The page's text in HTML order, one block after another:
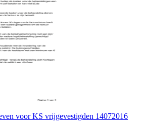
voor KS vrijgevestigden 14072016